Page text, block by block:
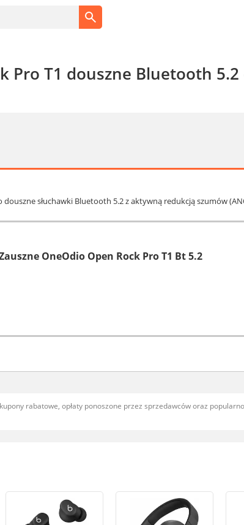
Pro T1 douszne Bluetooth 5.2
douszne słuchawki Bluetooth 5.2 z aktywną redukcją szumów
OneOdio Open Rock Pro T1 Bt 5.2
rabatowe, opłaty ponoszone przez sprzedawców oraz